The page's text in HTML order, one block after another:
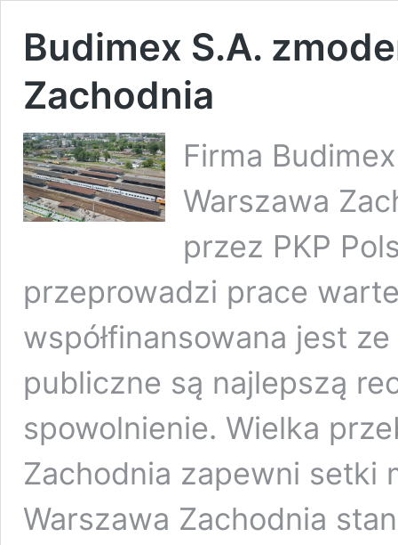
Budimex S.A.
Zachodnia
Firma
Warszawa
przez PKP
przeprowadzi prace
współfinansowana jest
publiczne są najlepszą
spowolnienie. Wielka
Zachodnia zapewni setki
Warszawa Zachodnia